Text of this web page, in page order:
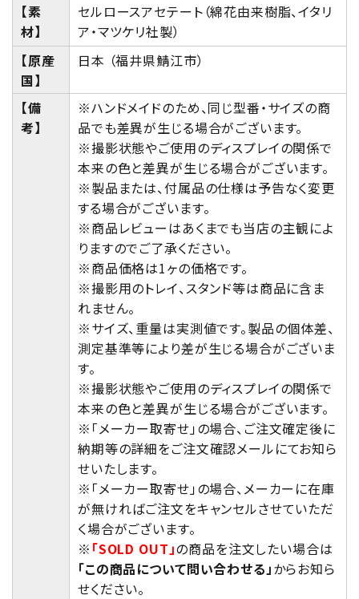
【素
材】
セルロースアセテート（綿花由来樹脂、イタリ
ア・マツケリ社製）
【原産
国】
日本 （福井県鯖江市）
【備
考】
※ハンドメイドのため、同じ型番・サイズの商
品でも差異が生じる場合がございます。
※撮影状態やご使用のディスプレイの関係で
本来の色と差異が生じる場合がございます。
※製品または、付属品の仕様は予告なく変更
する場合がございます。
※商品レビューはあくまでも当店の主観によ
りますのでご了承ください。
※商品価格は1ヶの価格です。
※撮影用のトレイ、スタンド等は商品に含ま
れません。
※サイズ、重量は実測値です。製品の個体差、
測定基準等により差が生じる場合がございま
す。
※撮影状態やご使用のディスプレイの関係で
本来の色と差異が生じる場合がございます。
※「メーカー取寄せ」の場合、ご注文確定後に
納期等の詳細をご注文確認メールにてお知ら
せいたします。
※「メーカー取寄せ」の場合、メーカーに在庫
が無ければご注文をキャンセルさせていただ
く場合がございます。
※ 「SOLD OUT」の商品を注文したい場合は
「この商品について問い合わせる」からお知ら
せください。